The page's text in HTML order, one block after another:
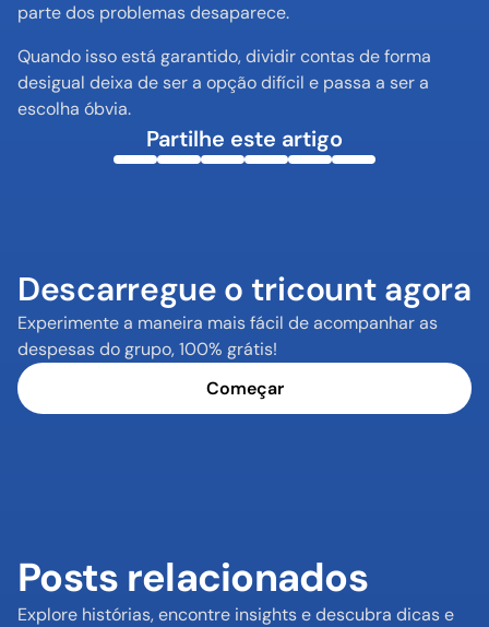
parte dos problemas desaparece.
Quando isso está garantido, dividir contas de forma
desigual deixa de ser a opção difícil e passa a ser a
escolha óbvia.
Partilhe este artigo
Descarregue o tricount agora
Experimente a maneira mais fácil de acompanhar as
despesas do grupo, 100% grátis!
Começar
Posts relacionados
Explore histórias, encontre insights e descubra dicas e